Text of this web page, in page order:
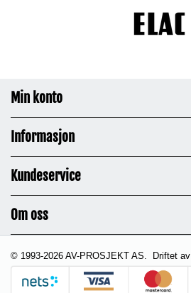
Min konto
Informasjon
Kundeservice
Om oss
© 1993-2026 AV-PROSJEKT AS. Driftet av